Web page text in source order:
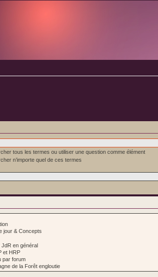
tous les termes ou utiliser une question comme élément
n’importe quel de ces termes